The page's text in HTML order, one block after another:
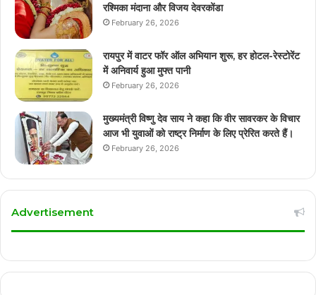
रश्मिका मंदाना और विजय देवरकोंडा
February 26, 2026
रायपुर में वाटर फॉर ऑल अभियान शुरू, हर होटल-रेस्टोरेंट
में अनिवार्य हुआ मुफ्त पानी
February 26, 2026
मुख्यमंत्री विष्णु देव साय ने कहा कि वीर सावरकर के विचार
आज भी युवाओं को राष्ट्र निर्माण के लिए प्रेरित करते हैं।
February 26, 2026
Advertisement